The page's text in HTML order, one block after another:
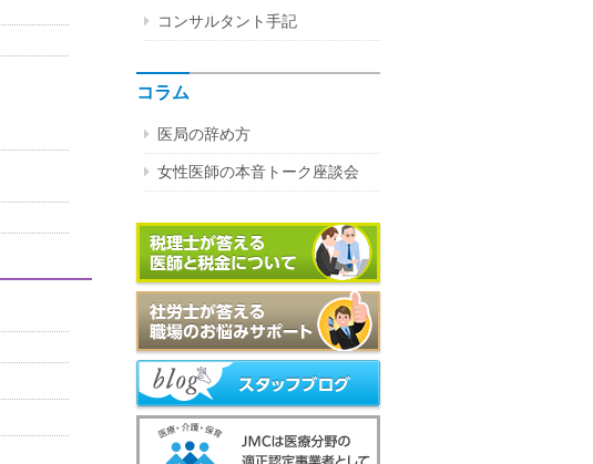
コンサルタント手記
コラム
医局の辞め方
女性医師の本音トーク座談会